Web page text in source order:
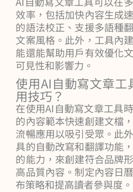
效率，包括加快內容生成
的語法校正、支援多語種
文案風格。此外，工具內
能還能幫助用戶有效優化
可見性和影響力。
使用AI自動寫文章工
用技巧？
在使用AI自動寫文章工具
的內容範本快速創建文檔
流暢應用以吸引受眾。此
具的自動改寫和翻譯功能
的能力，來創建符合品牌
高品質內容。制定內容日
布策略和提高讀者參與度。